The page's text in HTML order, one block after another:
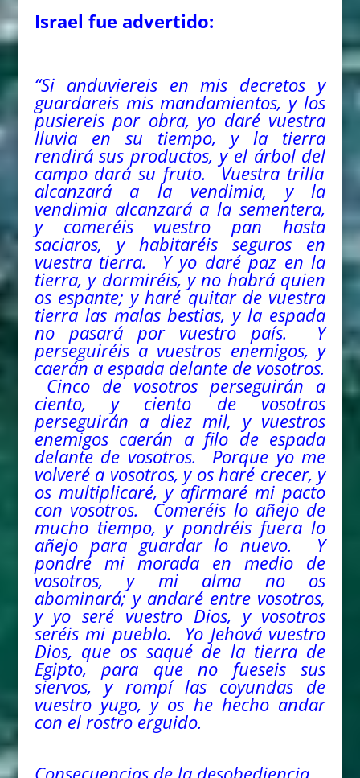
Israel fue advertido:
“Si anduviereis en mis decretos y
guardareis mis mandamientos, y los
pusiereis por obra, yo daré vuestra
lluvia en su tiempo, y la tierra
rendirá sus productos, y el árbol del
campo dará su fruto. Vuestra trilla
alcanzará a la vendimia, y la
vendimia alcanzará a la sementera,
y comeréis vuestro pan hasta
saciaros, y habitaréis seguros en
vuestra tierra. Y yo daré paz en la
tierra, y dormiréis, y no habrá quien
os espante; y haré quitar de vuestra
tierra las malas bestias, y la espada
no pasará por vuestro país. Y
perseguiréis a vuestros enemigos, y
caerán a espada delante de vosotros.
Cinco de vosotros perseguirán a
ciento, y ciento de vosotros
perseguirán a diez mil, y vuestros
enemigos caerán a filo de espada
delante de vosotros. Porque yo me
volveré a vosotros, y os haré crecer, y
os multiplicaré, y afirmaré mi pacto
con vosotros. Comeréis lo añejo de
mucho tiempo, y pondréis fuera lo
añejo para guardar lo nuevo. Y
pondré mi morada en medio de
vosotros, y mi alma no os
abominará; y andaré entre vosotros,
y yo seré vuestro Dios, y vosotros
seréis mi pueblo. Yo Jehová vuestro
Dios, que os saqué de la tierra de
Egipto, para que no fueseis sus
siervos, y rompí las coyundas de
vuestro yugo, y os he hecho andar
con el rostro erguido.
Consecuencias de la desobediencia